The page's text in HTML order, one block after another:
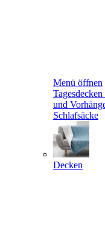
Menü öffnen
und
Schlafsäcke
Decken